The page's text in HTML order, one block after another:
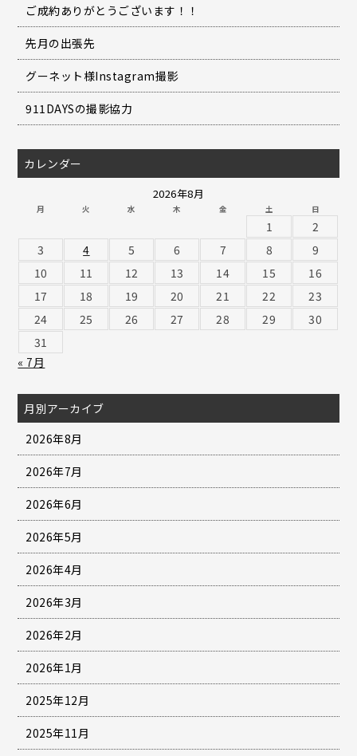
ご成約ありがとうございます！！
先月の出張先
グーネット様Instagram撮影
911DAYSの撮影協力
カレンダー
2026年8月
月 火 水 木 金 土 日
1
2
3
4 5 6 7 8
9
10
11 12 13 14 15
16
17
18 19 20 21 22
23
24
25 26 27 28 29
30
31
« 7月
月別アーカイブ
2026年8月
2026年7月
2026年6月
2026年5月
2026年4月
2026年3月
2026年2月
2026年1月
2025年12月
2025年11月